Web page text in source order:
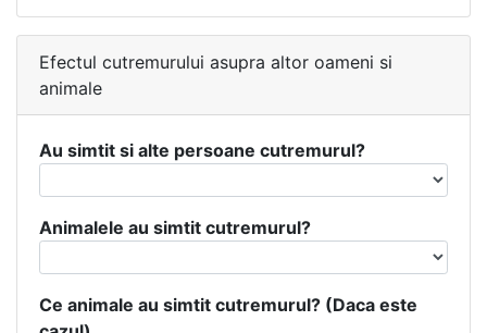
Efectul cutremurului asupra altor oameni si
animale
Au simtit si alte persoane cutremurul?
Animalele au simtit cutremurul?
Ce animale au simtit cutremurul? (Daca este